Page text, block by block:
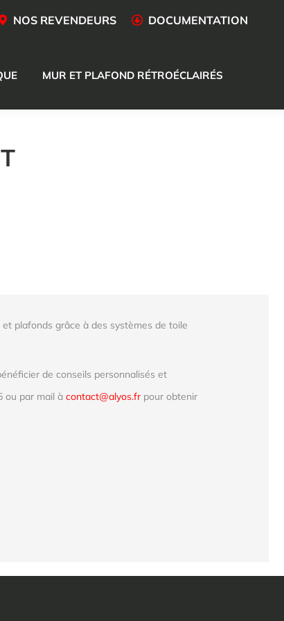
NOS REVENDEURS DOCUMENTATION
MUR ET PLAFOND RÉTROÉCLAIRÉS
plafonds grâce à des systèmes de toile
de conseils personnalisés et
ou par mail à contact@alyos.fr pour obtenir